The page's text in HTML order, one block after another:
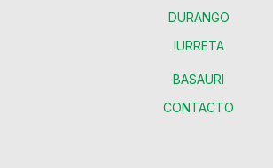
DURANGO
IURRETA
BASAURI
CONTACTO